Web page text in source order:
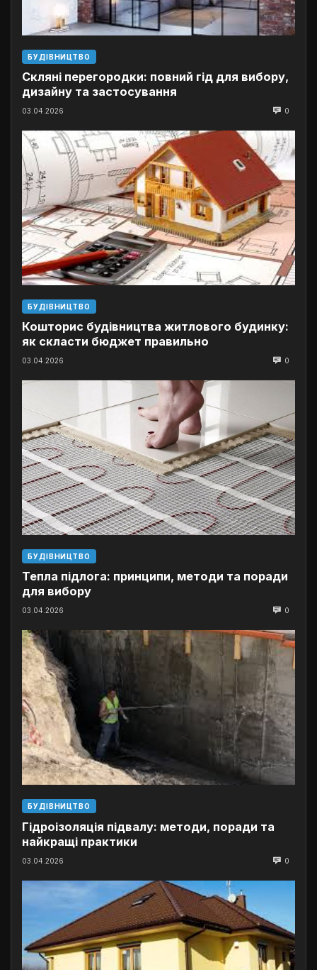
БУДІВНИЦТВО
Скляні перегородки: повний гід для вибору,
дизайну та застосування
03.04.2026 0
БУДІВНИЦТВО
Кошторис будівництва житлового будинку:
як скласти бюджет правильно
03.04.2026 0
БУДІВНИЦТВО
Тепла підлога: принципи, методи та поради
для вибору
03.04.2026 0
БУДІВНИЦТВО
Гідроізоляція підвалу: методи, поради та
найкращі практики
03.04.2026 0